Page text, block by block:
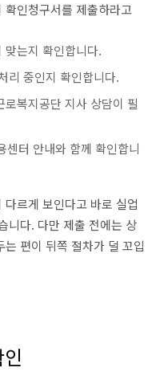
확인청구서를 제출하라고
맞는지 확인합니다.
리 중인지 확인합니다.
복지공단 지사 상담이 필
센터 안내와 함께 확인합니
르게 보인다고 바로 실업
니다. 다만 제출 전에는 상
편이 뒤쪽 절차가 덜 꼬입